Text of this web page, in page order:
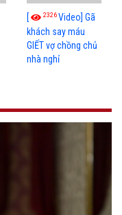
[ 2326Video] Gã
khách say máu
GIẾT vợ chồng chủ
nhà nghỉ